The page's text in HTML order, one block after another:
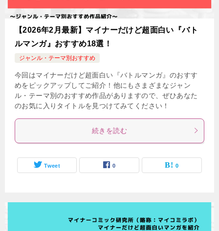
【2026年2月最新】マイナーだけど超面白い『バト
ルマンガ』おすすめ18選！
ジャンル・テーマ別おすすめ
今回はマイナーだけど超面白い『バトルマンガ』のおすす
めをピックアップしてご紹介！他にもさまざまなジャン
ル・テーマ別のおすすめ作品がありますので、ぜひあなた
のお気に入りタイトルを見つけてみてください！
続きを読む
Tweet 0 0